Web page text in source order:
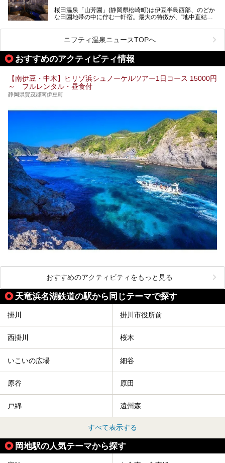
入れる温泉施設、チェックしたい観光スポットやアクティビ
ティなどを一挙にまとめピックアップ。伊豆稲取温泉を訪れ
桜田温泉「山芳園」(静岡県松崎町)は伊豆半島西部、のどか
な田園地帯の中に佇む一軒宿。最大の特徴が、“地中直結か
地下に眠る源泉を加水・加温・消毒無し、さらには途中過程
で空気にも触れさせることなく浴槽まで提供。「究極の源泉
かけ流し」と言っても決して過言ではありません。
今回、桜田温泉「山芳園」の“温泉”を中心に、その魅力を詳
細レポート。また口コミの評判も非常に高い宿であり、客室
や食事も併せて徹底紹介します！
ニフティ温泉ニュースTOPへ
おすすめのアクティビティ情報
【南伊豆・中木】ヒリゾ浜シュノーケルツアー1日コース 15000円
～ フルレンタル・昼食付
静岡県賀茂郡南伊豆町
おすすめのアクティビティをもっと見る
天竜浜名湖鉄道の駅から同じテーマで探す
掛川 掛川市役所前
西掛川 桜木
いこいの広場 細谷
原谷 原田
戸綿 遠州森
すべて表示する
岡地駅の人気テーマから探す